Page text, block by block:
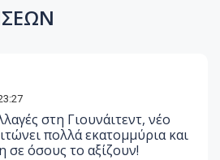
στη Γιουνάιτεντ, νέο
πολλά εκατομμύρια και
σε όσους το αξίζουν!